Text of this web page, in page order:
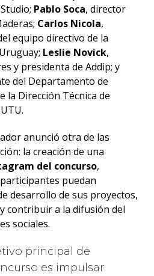
Pablo Soca, director
Carlos Nicola,
equipo directivo de la
Leslie Novick,
y presidenta de Addip; y
del Departamento de
la Dirección Técnica de
anunció otra de las
la creación de una
del concurso,
puedan
desarrollo de sus proyectos,
contribuir a la difusión del
sociales.
principal de
es impulsar